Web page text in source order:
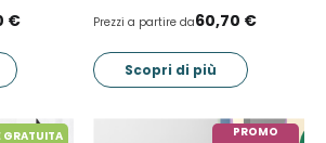
€ Prezzi a partire da60,70 €
Scopri di più
GRATUITA
PROMO